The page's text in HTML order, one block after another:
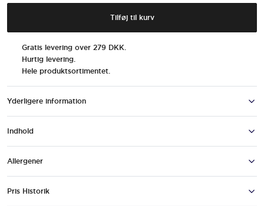
antal
Tilføj til kurv
Gratis levering over 279 DKK.
Hurtig levering.
Hele produktsortimentet.
Yderligere information
Indhold
Allergener
Pris Historik